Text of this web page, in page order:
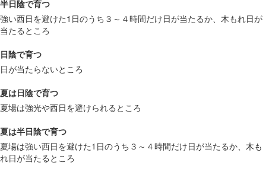
半日陰で育つ
強い西日を避けた1日のうち３～４時間だけ日が当たるか、木もれ日が
当たるところ
日陰で育つ
日が当たらないところ
夏は日陰で育つ
夏場は強光や西日を避けられるところ
夏は半日陰で育つ
夏場は強い西日を避けた1日のうち３～４時間だけ日が当たるか、木も
れ日が当たるところ